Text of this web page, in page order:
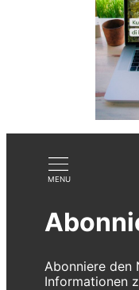
Abonniere den
Informationen